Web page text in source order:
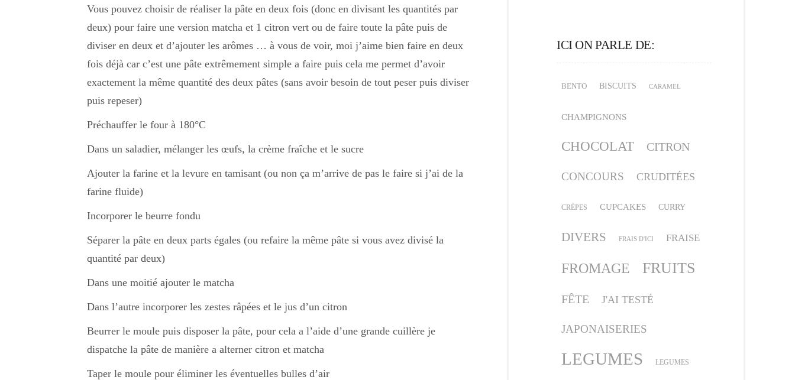
Vous pouvez choisir de réaliser la pâte en deux fois (donc en divisant les quantités par
deux) pour faire une version matcha et 1 citron vert ou de faire toute la pâte puis de
diviser en deux et d’ajouter les arômes … à vous de voir, moi j’aime bien faire en deux
fois déjà car c’est une pâte extrêmement simple a faire puis cela me permet d’avoir
exactement la même quantité des deux pâtes (sans avoir besoin de tout peser puis diviser
puis repeser)
Préchauffer le four à 180°C
Dans un saladier, mélanger les œufs, la crème fraîche et le sucre
Ajouter la farine et la levure en tamisant (ou non ça m’arrive de pas le faire si j’ai de la
farine fluide)
Incorporer le beurre fondu
Séparer la pâte en deux parts égales (ou refaire la même pâte si vous avez divisé la
quantité par deux)
Dans une moitié ajouter le matcha
Dans l’autre incorporer les zestes râpées et le jus d’un citron
Beurrer le moule puis disposer la pâte, pour cela a l’aide d’une grande cuillère je
dispatche la pâte de manière a alterner citron et matcha
Taper le moule pour éliminer les éventuelles bulles d’air
ICI ON PARLE DE:
BENTO BISCUITS CARAMEL
CHAMPIGNONS
CHOCOLAT CITRON
CONCOURS CRUDITÉES
CRÈPES CUPCAKES CURRY
DIVERS FRAIS D'ICI FRAISE
FROMAGE FRUITS
FÊTE J'AI TESTÉ
JAPONAISERIES
LEGUMES LEGUMES